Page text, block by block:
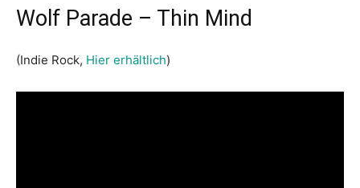
Wolf Parade – Thin Mind
(Indie Rock, Hier erhältlich)